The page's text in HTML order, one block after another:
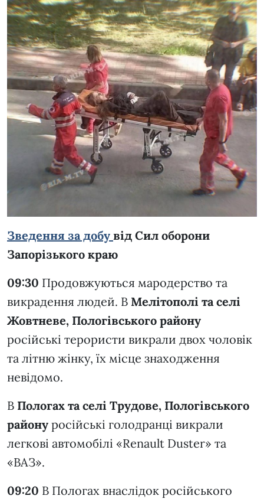
Зведення за добу від Сил оборони
Запорізького краю
09:30 Продовжуються мародерство та
викрадення людей. В Мелітополі та селі
Жовтневе, Пологівського району
російські терористи викрали двох чоловік
та літню жінку, їх місце знаходження
невідомо.
В Пологах та селі Трудове, Пологівського
району російські голодранці викрали
легкові автомобілі «Renault Duster» та
«ВАЗ».
09:20 В Пологах внаслідок російського